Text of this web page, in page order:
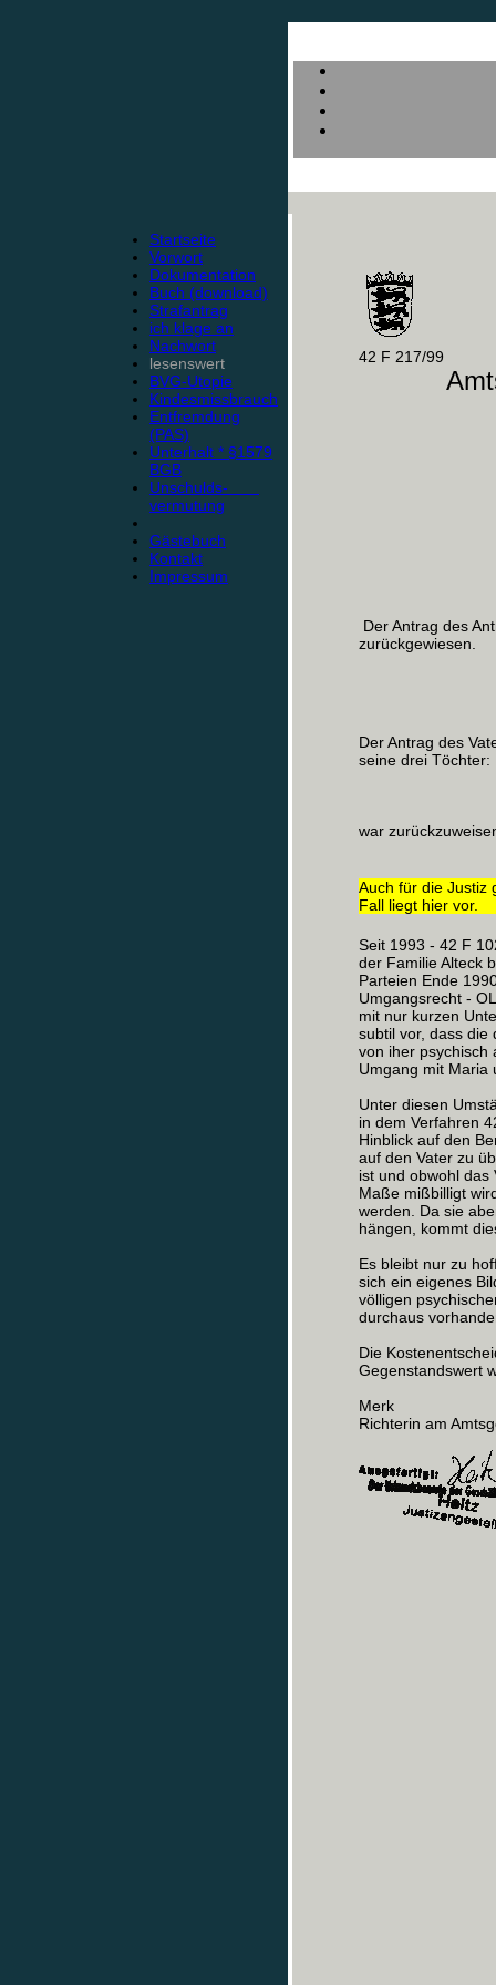
Startseite
Vorwort
Dokumentation
Buch (download)
Strafantrag
ich klage an
Nachwort
lesenswert
BVG-Utopie
Kindesmissbrauch
Entfremdung
(PAS)
Unterhalt * §1579
BGB
Unschulds-
vermutung
Gästebuch
Kontakt
Impressum
42 F 217/99
Der Antrag des
zurückgewiesen.
Der Antrag des
seine drei Töchter:
war
Auch für die Justiz
Fall liegt hier vor.
Seit 1993 - 42 F
der Familie Alteck
Parteien Ende
Umgangsrecht -
mit nur kurzen
subtil vor, dass die
von iher psychisch
Umgang mit Maria
Unter diesen
in dem Verfahren
Hinblick auf den
auf den Vater zu
ist und obwohl
Maße mißbilligt
werden. Da sie
hängen, kommt
Es bleibt nur zu
sich ein eigenes
völligen
durchaus
Die
Gegenstandswert
Merk
Richterin am